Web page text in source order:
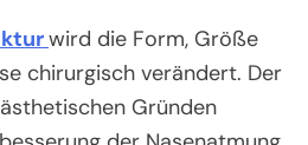
wird die Form, Größe
chirurgisch verändert. Der
Gründen